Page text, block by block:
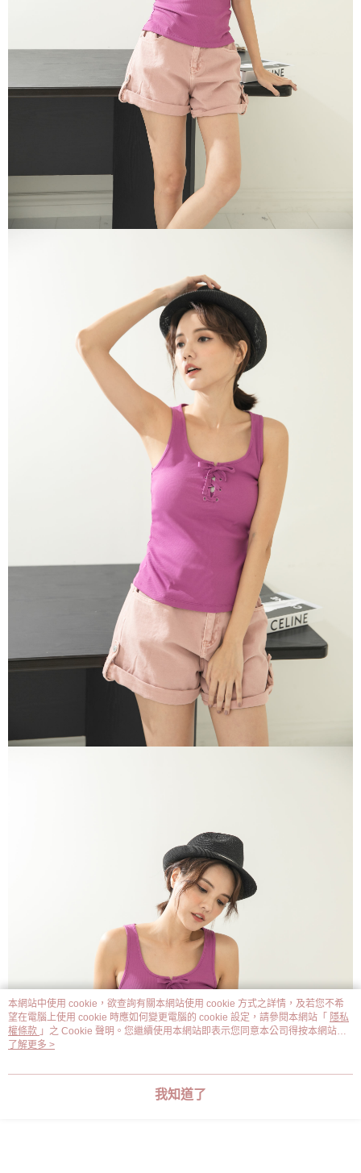
本網站中使用 cookie，欲查詢有關本網站使用 cookie 方式之詳情，及若您不希
望在電腦上使用 cookie 時應如何變更電腦的 cookie 設定，請參閱本網站「 隱私
權條款 」之 Cookie 聲明。您繼續使用本網站即表示您同意本公司得按本網站使
用條款之 Cookie 聲明使用 cookie。
了解更多 >
我知道了